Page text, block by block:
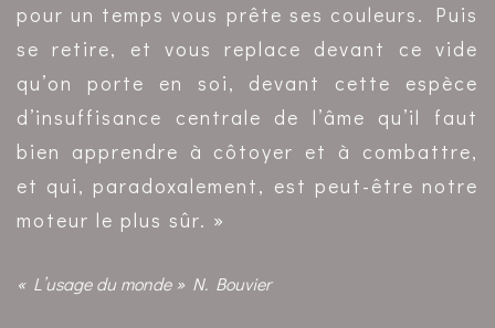
pour un temps vous prête ses couleurs. Puis
se retire, et vous replace devant ce vide
qu’on porte en soi, devant cette espèce
d’insuffisance centrale de l’âme qu’il faut
bien apprendre à côtoyer et à combattre,
et qui, paradoxalement, est peut-être notre
moteur le plus sûr. »
« L’usage du monde » N. Bouvier